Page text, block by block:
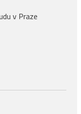
v Praze